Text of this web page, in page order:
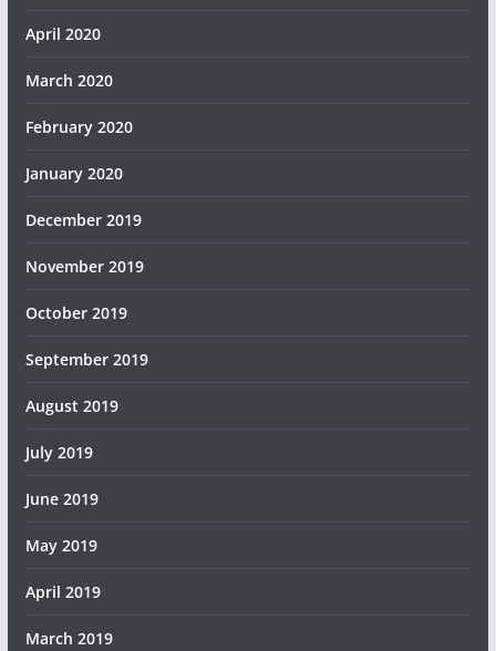
April 2020
March 2020
February 2020
January 2020
December 2019
November 2019
October 2019
September 2019
August 2019
July 2019
June 2019
May 2019
April 2019
March 2019